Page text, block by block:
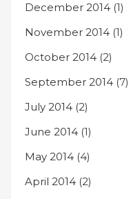
December 2014 (1)
November 2014 (1)
October 2014 (2)
September 2014 (7)
July 2014 (2)
June 2014 (1)
May 2014 (4)
April 2014 (2)